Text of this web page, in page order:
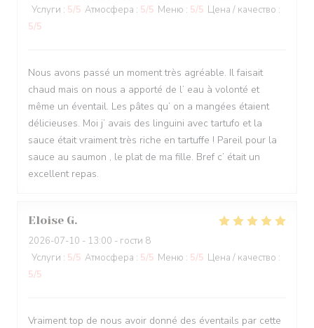
Услуги : 5/5 Атмосфера : 5/5 Меню : 5/5 Цена / качество :
5/5
Nous avons passé un moment très agréable. Il faisait
chaud mais on nous a apporté de l’ eau à volonté et
même un éventail. Les pâtes qu’ on a mangées étaient
délicieuses. Moi j’ avais des linguini avec tartufo et la
sauce était vraiment très riche en tartuffe ! Pareil pour la
sauce au saumon , le plat de ma fille. Bref c’ était un
excellent repas.
Eloise G
2026-07-10 - 13:00 - гости 8
Услуги : 5/5 Атмосфера : 5/5 Меню : 5/5 Цена / качество :
5/5
Vraiment top de nous avoir donné des éventails par cette